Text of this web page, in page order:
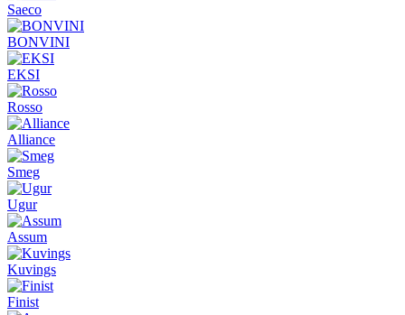
Saeco
BONVINI
EKSI
Rosso
Alliance
Smeg
Ugur
Assum
Kuvings
Finist